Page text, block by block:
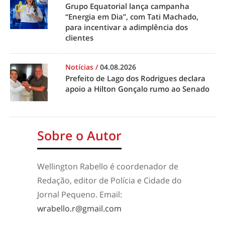
Grupo Equatorial lança campanha
“Energia em Dia”, com Tati Machado,
para incentivar a adimplência dos
clientes
Notícias /04.08.2026
Prefeito de Lago dos Rodrigues declara
apoio a Hilton Gonçalo rumo ao Senado
Sobre o Autor
Wellington Rabello é coordenador de
Redação, editor de Polícia e Cidade do
Jornal Pequeno. Email:
wrabello.r@gmail.com